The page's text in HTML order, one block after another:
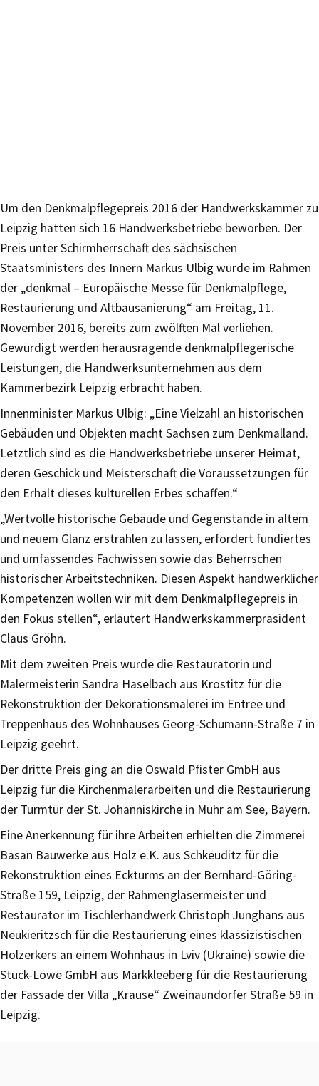
Um den Denkmalpflegepreis 2016 der Handwerkskammer zu
Leipzig hatten sich 16 Handwerksbetriebe beworben. Der
Preis unter Schirmherrschaft des sächsischen
Staatsministers des Innern Markus Ulbig wurde im Rahmen
der „denkmal – Europäische Messe für Denkmalpflege,
Restaurierung und Altbausanierung“ am Freitag, 11.
November 2016, bereits zum zwölften Mal verliehen.
Gewürdigt werden herausragende denkmalpflegerische
Leistungen, die Handwerksunternehmen aus dem
Kammerbezirk Leipzig erbracht haben.
Innenminister Markus Ulbig: „Eine Vielzahl an historischen
Gebäuden und Objekten macht Sachsen zum Denkmalland.
Letztlich sind es die Handwerksbetriebe unserer Heimat,
deren Geschick und Meisterschaft die Voraussetzungen für
den Erhalt dieses kulturellen Erbes schaffen.“
„Wertvolle historische Gebäude und Gegenstände in altem
und neuem Glanz erstrahlen zu lassen, erfordert fundiertes
und umfassendes Fachwissen sowie das Beherrschen
historischer Arbeitstechniken. Diesen Aspekt handwerklicher
Kompetenzen wollen wir mit dem Denkmalpflegepreis in
den Fokus stellen“, erläutert Handwerkskammerpräsident
Claus Gröhn.
Mit dem zweiten Preis wurde die Restauratorin und
Malermeisterin Sandra Haselbach aus Krostitz für die
Rekonstruktion der Dekorationsmalerei im Entree und
Treppenhaus des Wohnhauses Georg-Schumann-Straße 7 in
Leipzig geehrt.
Der dritte Preis ging an die Oswald Pfister GmbH aus
Leipzig für die Kirchenmalerarbeiten und die Restaurierung
der Turmtür der St. Johanniskirche in Muhr am See, Bayern.
Eine Anerkennung für ihre Arbeiten erhielten die Zimmerei
Basan Bauwerke aus Holz e.K. aus Schkeuditz für die
Rekonstruktion eines Eckturms an der Bernhard-Göring-
Straße 159, Leipzig, der Rahmenglasermeister und
Restaurator im Tischlerhandwerk Christoph Junghans aus
Neukieritzsch für die Restaurierung eines klassizistischen
Holzerkers an einem Wohnhaus in Lviv (Ukraine) sowie die
Stuck-Lowe GmbH aus Markkleeberg für die Restaurierung
der Fassade der Villa „Krause“ Zweinaundorfer Straße 59 in
Leipzig.